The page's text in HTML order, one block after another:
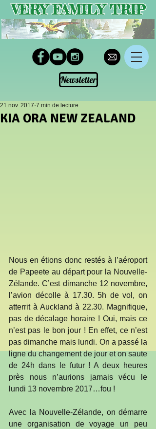
Newsletter
VERY FAMILY TRIP
KIA ORA NEW ZEALAND
21 nov. 2017 7 min de lecture
Nous en étions donc restés à l’aéroport
de Papeete au départ pour la Nouvelle-
Zélande. C’est dimanche 12 novembre,
l’avion décolle à 17.30. 5h de vol, on
atterrit à Auckland à 22.30. Magnifique,
pas de décalage horaire ! Oui, mais ce
n’est pas le bon jour ! En effet, ce n’est
pas dimanche mais lundi. On a passé la
ligne du changement de jour et on saute
de 24h dans le futur ! A deux heures
près nous n’aurions jamais vécu le
lundi 13 novembre 2017…fou !
Avec la Nouvelle-Zélande, on démarre
une organisation de voyage un peu